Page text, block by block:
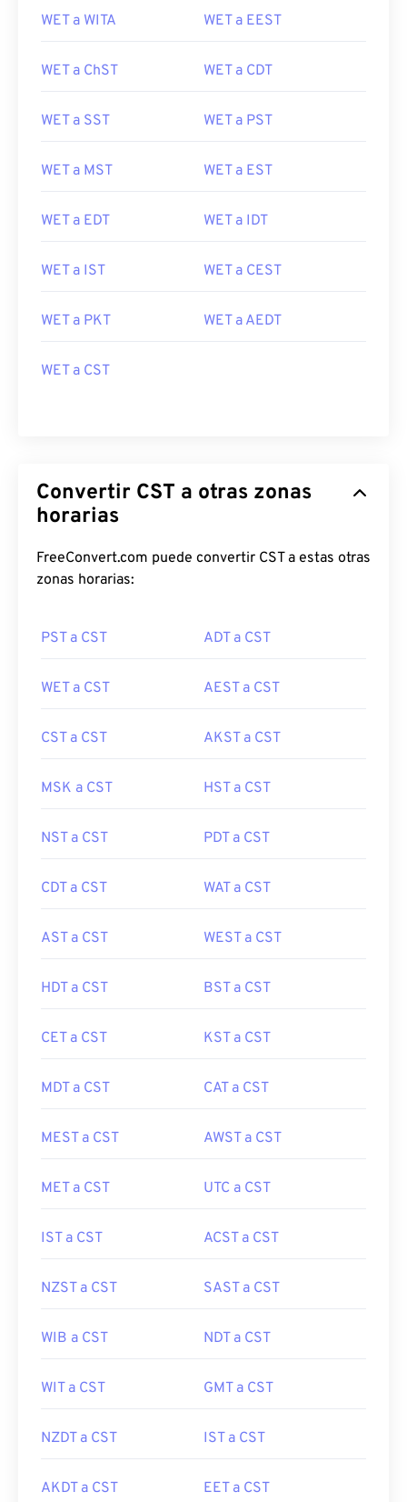
WET a WITA WET a EEST
WET a ChST WET a CDT
WET a SST WET a PST
WET a MST WET a EST
WET a EDT WET a IDT
WET a IST WET a CEST
WET a PKT WET a AEDT
WET a CST
Convertir CST a otras zonas
horarias
FreeConvert.com puede convertir CST a estas otras
zonas horarias:
PST a CST ADT a CST
WET a CST AEST a CST
CST a CST AKST a CST
MSK a CST HST a CST
NST a CST PDT a CST
CDT a CST WAT a CST
AST a CST WEST a CST
HDT a CST BST a CST
CET a CST KST a CST
MDT a CST CAT a CST
MEST a CST AWST a CST
MET a CST UTC a CST
IST a CST ACST a CST
NZST a CST SAST a CST
WIB a CST NDT a CST
WIT a CST GMT a CST
NZDT a CST IST a CST
AKDT a CST EET a CST